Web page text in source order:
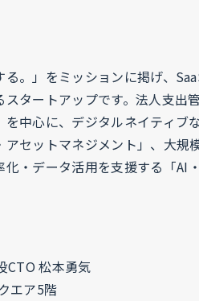
。」をミッションに掲げ、
タートアップです。法人支出
中心に、デジタルネイティブ
セットマネジメント」、大規
・データ活用を支援する「AI
CTO 松本勇気
エア5階